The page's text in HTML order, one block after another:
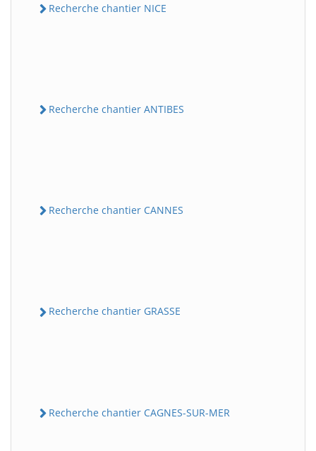
Recherche chantier NICE
Recherche chantier ANTIBES
Recherche chantier CANNES
Recherche chantier GRASSE
Recherche chantier CAGNES-SUR-MER